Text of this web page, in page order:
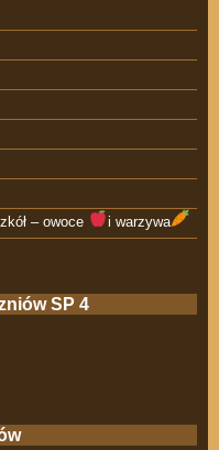
– owoce
i warzywa
SP 4